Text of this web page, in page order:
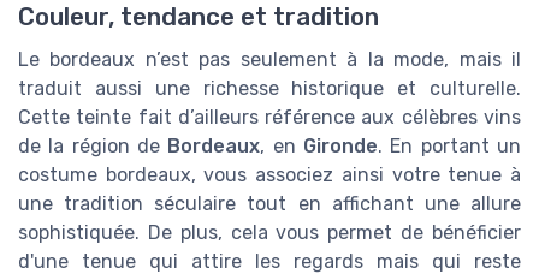
Couleur, tendance et tradition
Le bordeaux n’est pas seulement à la mode, mais il
traduit aussi une richesse historique et culturelle.
Cette teinte fait d’ailleurs référence aux célèbres vins
de la région de Bordeaux, en Gironde. En portant un
costume bordeaux, vous associez ainsi votre tenue à
une tradition séculaire tout en affichant une allure
sophistiquée. De plus, cela vous permet de bénéficier
d'une tenue qui attire les regards mais qui reste